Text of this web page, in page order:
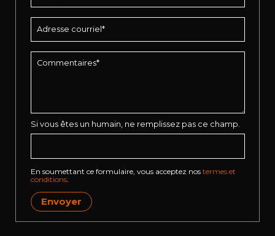
Si vous êtes un humain, ne remplissez pas ce champ.
En soumettant ce formulaire, vous acceptez nos termes et
conditions.
Envoyer